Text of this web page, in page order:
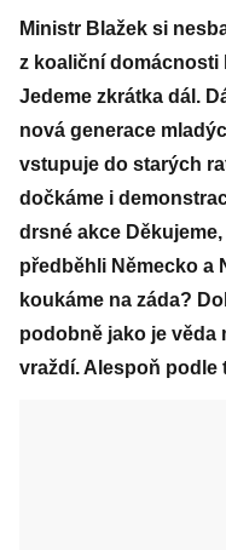
Ministr Blažek si
z koaliční domácnosti
Jedeme zkrátka dál.
nová generace
vstupuje do starých
dočkáme i
drsné akce
předběhli Německo a
koukáme na záda?
podobně jako je věda
vraždí. Alespoň